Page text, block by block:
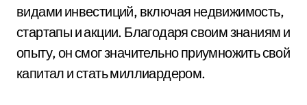
видами инвестиций, включая недвижимость,
стартапы и акции. Благодаря своим знаниям и
опыту, он смог значительно приумножить свой
капитал и стать миллиардером.